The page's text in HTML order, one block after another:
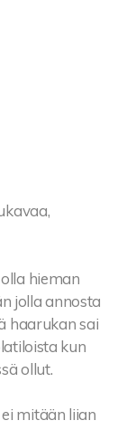
hieman
jolla annosta
haarukan sai
kun
ollut.
mitään liian